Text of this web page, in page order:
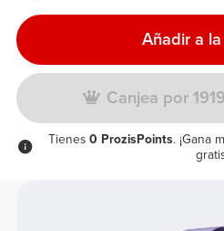
Añadir a
Canjea por
Tienes0 ProzisPoints. ¡Gana